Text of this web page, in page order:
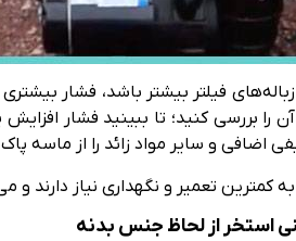
فیلتر بیشتر باشد، فشار
اضافی و سایر مواد زائد را از ماسه
و نگهداری نیاز دارند و می‌توانند 3 تا 5 سال بدون نیاز به تعویض
استخر از لحاظ جنس بدنه